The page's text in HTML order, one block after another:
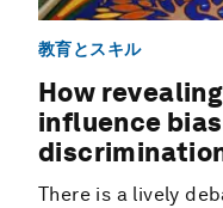
教育とスキル
How
influence
There is a lively